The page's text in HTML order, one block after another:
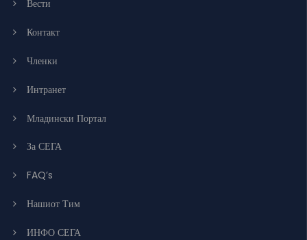
Вести
Контакт
Членки
Интранет
Младински Портал
За СЕГА
FAQ’s
Нашиот Тим
ИНФО СЕГА